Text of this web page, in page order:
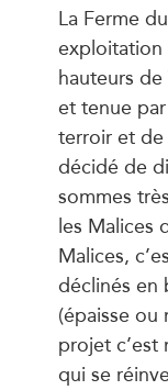
La Ferme
exploitation
hauteurs
et tenue
terroir et de
décidé de
sommes
les Malices
Malices,
déclinés en
(épaisse ou
projet c’est
qui se